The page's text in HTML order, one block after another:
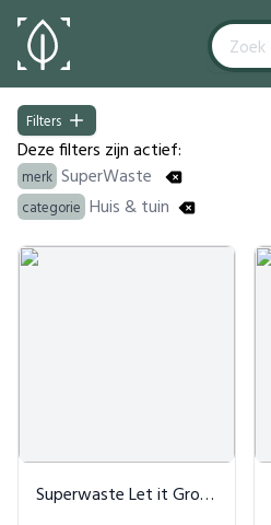
Filters
Filters
Deze filters zijn actief:
merk SuperWaste
categorie Huis & tuin
Products
Superwaste Let it Grow Anemoon